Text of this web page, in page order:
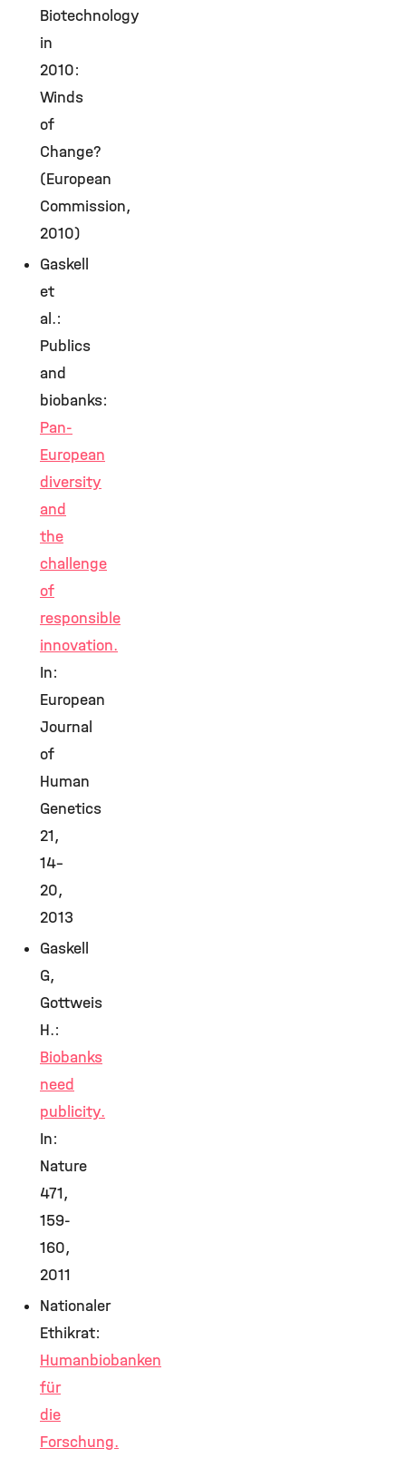
Biotechnology
in
2010:
Winds
of
Change?
(European
Commission,
2010)
Gaskell
et
al.:
Publics
and
biobanks:
Pan-
European
diversity
and
the
challenge
of
responsible
innovation.
In:
European
Journal
of
Human
Genetics
21,
14–
20,
2013
Gaskell
G,
Gottweis
H.:
Biobanks
need
publicity.
In:
Nature
471,
159-
160,
2011
Nationaler
Ethikrat:
Humanbiobanken
für
die
Forschung.